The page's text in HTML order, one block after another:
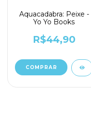
Aquacadabra: Peixe -
Yo Yo Books
R$44,90